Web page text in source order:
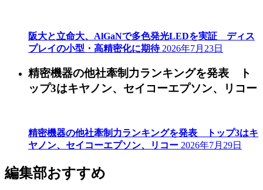
阪大と立命大、AlGaNで多色発光LEDを実証 ディス
プレイの小型・高精密化に期待 2026年7月23日
精密機器の他社牽制力ランキングを発表 ト
ップ3はキヤノン、セイコーエプソン、リコー
精密機器の他社牽制力ランキングを発表 トップ3はキ
ヤノン、セイコーエプソン、リコー 2026年7月29日
編集部おすすめ